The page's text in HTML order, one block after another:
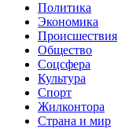
Политика
Экономика
Происшествия
Общество
Соцсфера
Культура
Спорт
Жилконтора
Страна и мир